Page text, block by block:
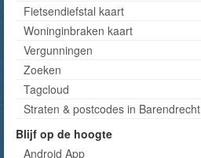
Fietsendiefstal kaart
Woninginbraken kaart
Vergunningen
Zoeken
Tagcloud
Straten & postcodes in Barendrecht
Blijf op de hoogte
Android App